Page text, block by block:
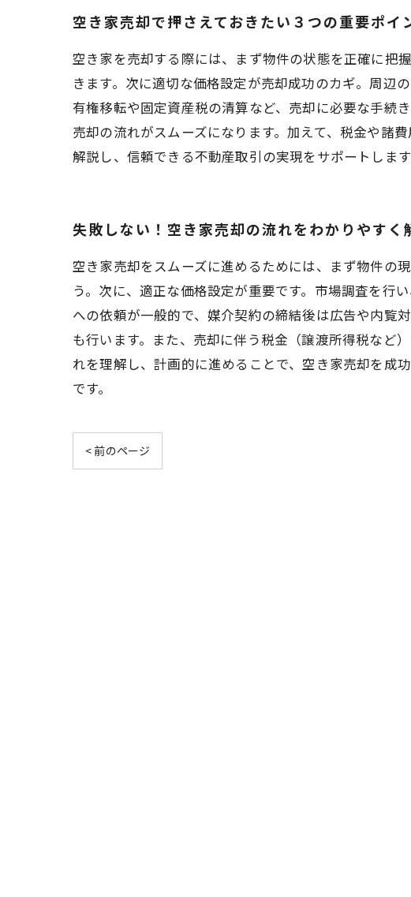
空き家売却で押さえておきたい３つの重要ポイ
空き家を売却する際には、まず物件の状態を正確に把
きます。次に適切な価格設定が売却成功のカギ。周辺
有権移転や固定資産税の清算など、売却に必要な手続
売却の流れがスムーズになります。加えて、税金や諸
解説し、信頼できる不動産取引の実現をサポートします
失敗しない！空き家売却の流れをわかりやすく
空き家売却をスムーズに進めるためには、まず物件の
う。次に、適正な価格設定が重要です。市場調査を行
への依頼が一般的で、媒介契約の締結後は広告や内覧
も行います。また、売却に伴う税金（譲渡所得税など
れを理解し、計画的に進めることで、空き家売却を成
です。
< 前のページ